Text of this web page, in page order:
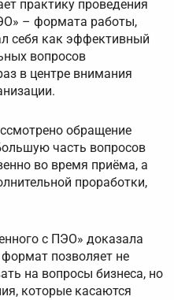
практику проведения
– формата работы,
себя как эффективный
вопросов
в центре внимания
обращение
часть вопросов
во время приёма, а
проработки,
с ПЭО» доказала
позволяет не
на вопросы бизнеса, но
которые касаются